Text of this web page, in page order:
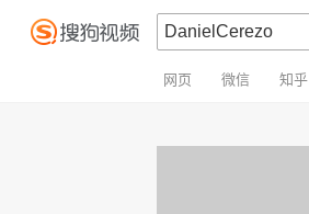
网页 微信 知乎